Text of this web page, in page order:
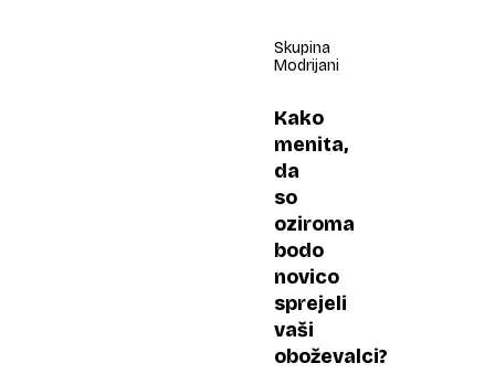
Skupina
Modrijani
Kako
menita,
da
so
oziroma
bodo
novico
sprejeli
vaši
oboževalci?